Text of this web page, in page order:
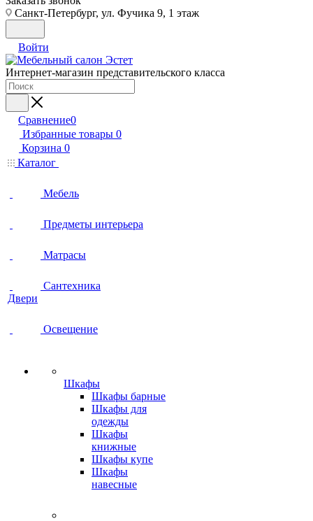
Санкт-Петербург, ул. Фучика 9, 1 этаж
Войти
Интернет-магазин представительского класса
Сравнение0
Избранные товары 0
Корзина 0
Каталог
Мебель
Предметы интерьера
Матрасы
Сантехника
Двери
Освещение
Шкафы
Шкафы барные
Шкафы для
одежды
Шкафы
книжные
Шкафы купе
Шкафы
навесные